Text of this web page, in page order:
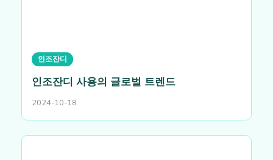
인조잔디
인조잔디 사용의 글로벌 트렌드
2024-10-18